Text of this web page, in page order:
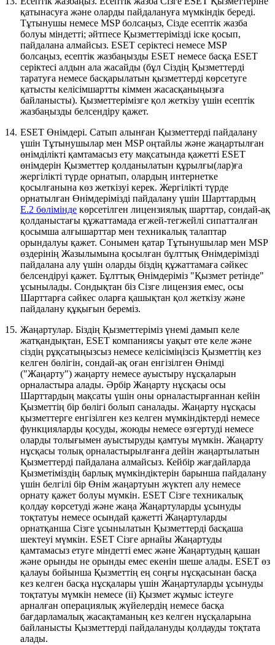
қатынасуға және оларды пайдалануға мүмкіндік береді.
Тұтынушы немесе MSP болсаңыз, Сізде есептік жазба
болуы міндетті; әйтпесе Қызметтерімізді іске қосып,
пайдалана алмайсыз. ESET серіктесі немесе MSP
болсаңыз, есептік жазбаңызды ESET немесе басқа ESET
серіктесі алдын ала жасайды (бұл Сіздің Қызметтерді
таратуға немесе басқарылатын қызметтерді көрсетуге
қатысты келісімшартты кіммен жасасқаныңызға
байланысты). Қызметтерімізге қол жеткізу үшін есептік
жазбаңызды белсендіру қажет.
14. ESET Өнімдері. Сатып алынған Қызметтерді пайдалану
үшін Тұтынушылар мен MSP оңтайлы және жаңартылған
өнімділікті қамтамасыз ету мақсатында қажетті ESET
өнімдерін Қызметтер қолданылатын құрылғы(лар)ға
жергілікті түрде орнатып, олардың интернетке
қосылғанына көз жеткізуі керек. Жергілікті түрде
орнатылған Өнімдерімізді пайдалану үшін Шарттардың
E.2 бөлімінде көрсетілген лицензиялық шарттар, сондай-ақ
қолданыстағы құжаттамада егжей-тегжейлі сипатталған
қосымша алғышарттар мен техникалық талаптар
орындалуы қажет. Сонымен қатар Тұтынушылар мен MSP
өздерінің Жазылымына қосылған бұлттық Өнімдерімізді
пайдалана алу үшін оларды біздің құжаттамаға сәйкес
белсендіруі қажет. Бұлттық Өнімдеріміз "Қызмет ретінде"
ұсынылады. Сондықтан біз Сізге лицензия емес, осы
Шарттарға сәйкес оларға қашықтан қол жеткізу және
пайдалану құқығын береміз.
15. Жаңартулар. Біздің Қызметтеріміз үнемі дамып келе
жатқандықтан, ESET компаниясы уақыт өте келе және
сіздің рұқсатыңызсыз немесе келісіміңізсіз Қызметтің кез
келген бөлігін, сондай-ақ оған енгізілген Өнімді
("Жаңарту") жаңарту немесе ауыстыру нұсқаларын
орналастыра алады. Әрбір Жаңарту нұсқасы осы
Шарттардың мақсаты үшін оны орналастырғаннан кейін
Қызметтің бір бөлігі болып саналады. Жаңарту нұсқасы
қызметтерге енгізілген кез келген мүмкіндіктерді немесе
функцияларды қосуды, жоюды немесе өзгертуді немесе
оларды толығымен ауыстыруды қамтуы мүмкін. Жаңарту
нұсқасы толық орналастырылғанға дейін жаңартылатын
Қызметтерді пайдалана алмайсыз. Кейбір жағдайларда
Қызметіміздің барлық мүмкіндіктерін барынша пайдалану
үшін белгілі бір Өнім жаңартуын жүктеп алу немесе
орнату қажет болуы мүмкін. ESET Сізге техникалық
қолдау көрсетуді және жаңа Жаңартуларды ұсынуды
тоқтатуы немесе осындай қажетті Жаңартуларды
орнатқанша Сізге ұсынылатын Қызметтерді басқаша
шектеуі мүмкін. ESET Сізге арнайы Жаңартуды
қамтамасыз етуге міндетті емес және Жаңартудың қашан
және орынды не орынды емес екенін шеше алады. ESET өз
қалауы бойынша Қызметтің ең соңғы нұсқасынан басқа
кез келген басқа нұсқалары үшін Жаңартуларды ұсынуды
тоқтатуы мүмкін немесе (ii) Қызмет жұмыс істеуге
арналған операциялық жүйелердің немесе басқа
бағдарламалық жасақтаманың кез келген нұсқаларына
байланысты Қызметтерді пайдалануды қолдауды тоқтата
алады.